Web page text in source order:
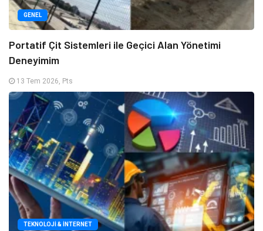
GENEL
Portatif Çit Sistemleri ile Geçici Alan Yönetimi
Deneyimim
13 Tem 2026, Pts
TEKNOLOJI & İNTERNET